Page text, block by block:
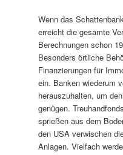
Wenn das
erreicht die gesamte
Berechnungen schon
Besonders örtliche
Finanzierungen für
ein. Banken wiederum
herauszuhalten, um
genügen.
sprießen aus dem
den USA verwischen
Anlagen. Vielfach